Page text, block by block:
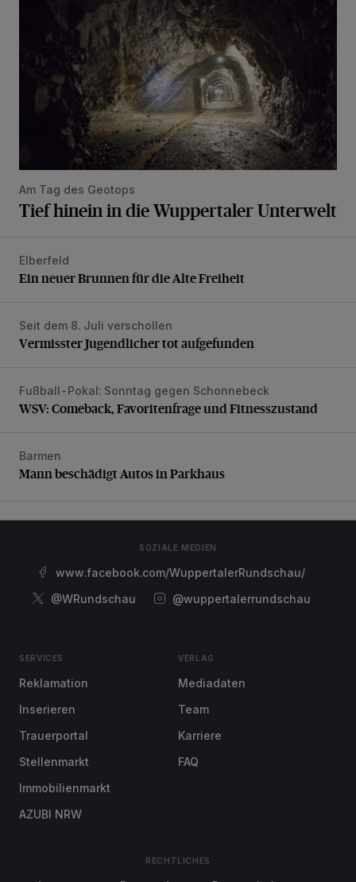
Am Tag des Geotops
Tief hinein in die Wuppertaler Unterwelt
Ein neuer Brunnen für die Alte Freiheit
Elberfeld
Ein neuer Brunnen für die Alte Freiheit
Vermisster Jugendlicher tot aufgefunden
Seit dem 8. Juli verschollen
Vermisster Jugendlicher tot aufgefunden
WSV: Comeback, Favoritenfrage und Fitnesszustand
Fußball-Pokal: Sonntag gegen Schonnebeck
WSV: Comeback, Favoritenfrage und Fitnesszustand
Mann beschädigt Autos in Parkhaus
Barmen
Mann beschädigt Autos in Parkhaus
SOZIALE MEDIEN
www.facebook.com/WuppertalerRundschau/
@WRundschau
@wuppertalerrundschau
SERVICES
Reklamation
Inserieren
Trauerportal
Stellenmarkt
Immobilienmarkt
AZUBI NRW
VERLAG
Mediadaten
Team
Karriere
FAQ
RECHTLICHES